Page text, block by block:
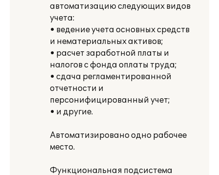
автоматизацию следующих видов
учета:
• ведение учета основных средств
и нематериальных активов;
• расчет заработной платы и
налогов с фонда оплаты труда;
• сдача регламентированной
отчетности и
персонифицированный учет;
• и другие.
Автоматизировано одно рабочее
место.
Функциональная подсистема